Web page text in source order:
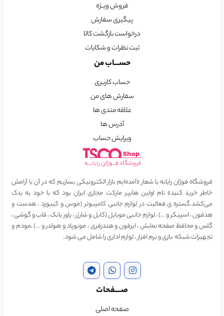
فروش ویــژه
پیگیری سفارش
درخواست بازگشت کالا
ثبت نظرات و شکایات
حســـاب من
حساب کاربری
سفارش های من
علاقه مندی ها
آدرس ها
ویرایش حساب
فروشگاه فوژان رایانه با شعار «آمده‌ایم بازار الکترونیکی بسازیم که در آن با آرامش
خاطر خرید کنید» نام اولین هایپر مارکت مجازی ایران بود که با خود به یدک
می‌کشد.گستره ی فعالیت در لوازم جانبی کامپیوتر (موس و کیبورد ، هدست و
هدفون ، اسپیکر و …) ، لوازم جانبی موبایل (کابل و شارژر ، پاور بانک ، قاب و گوشی ،
گلس و محافظ صفحه نمایش ، ایرفون و هندزفری ، مونوپاد و هولدر و …) ،مودم و
تجهیزات شبکه ،بازی و نرم افزار ، لوازم اداری را شامل می شود.
صــــفحات
صفحه اصلی